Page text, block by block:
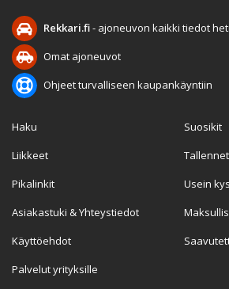
Rekkari.fi- ajoneuvon kaikki tiedot heti
Omat ajoneuvot
Ohjeet turvalliseen kaupankäyntiin
Haku
Liikkeet
Pikalinkit
Asiakastuki & Yhteystiedot
Käyttöehdot
Palvelut yrityksille
Suosikit
Usein